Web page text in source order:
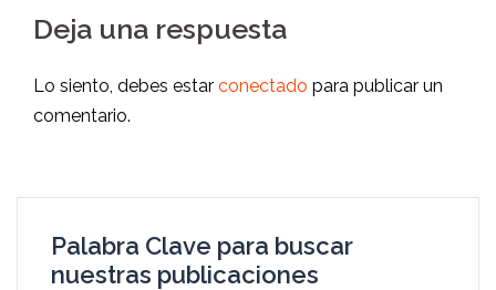
Deja una respuesta
Lo siento, debes estar conectado para publicar un
comentario.
Palabra Clave para buscar
nuestras publicaciones